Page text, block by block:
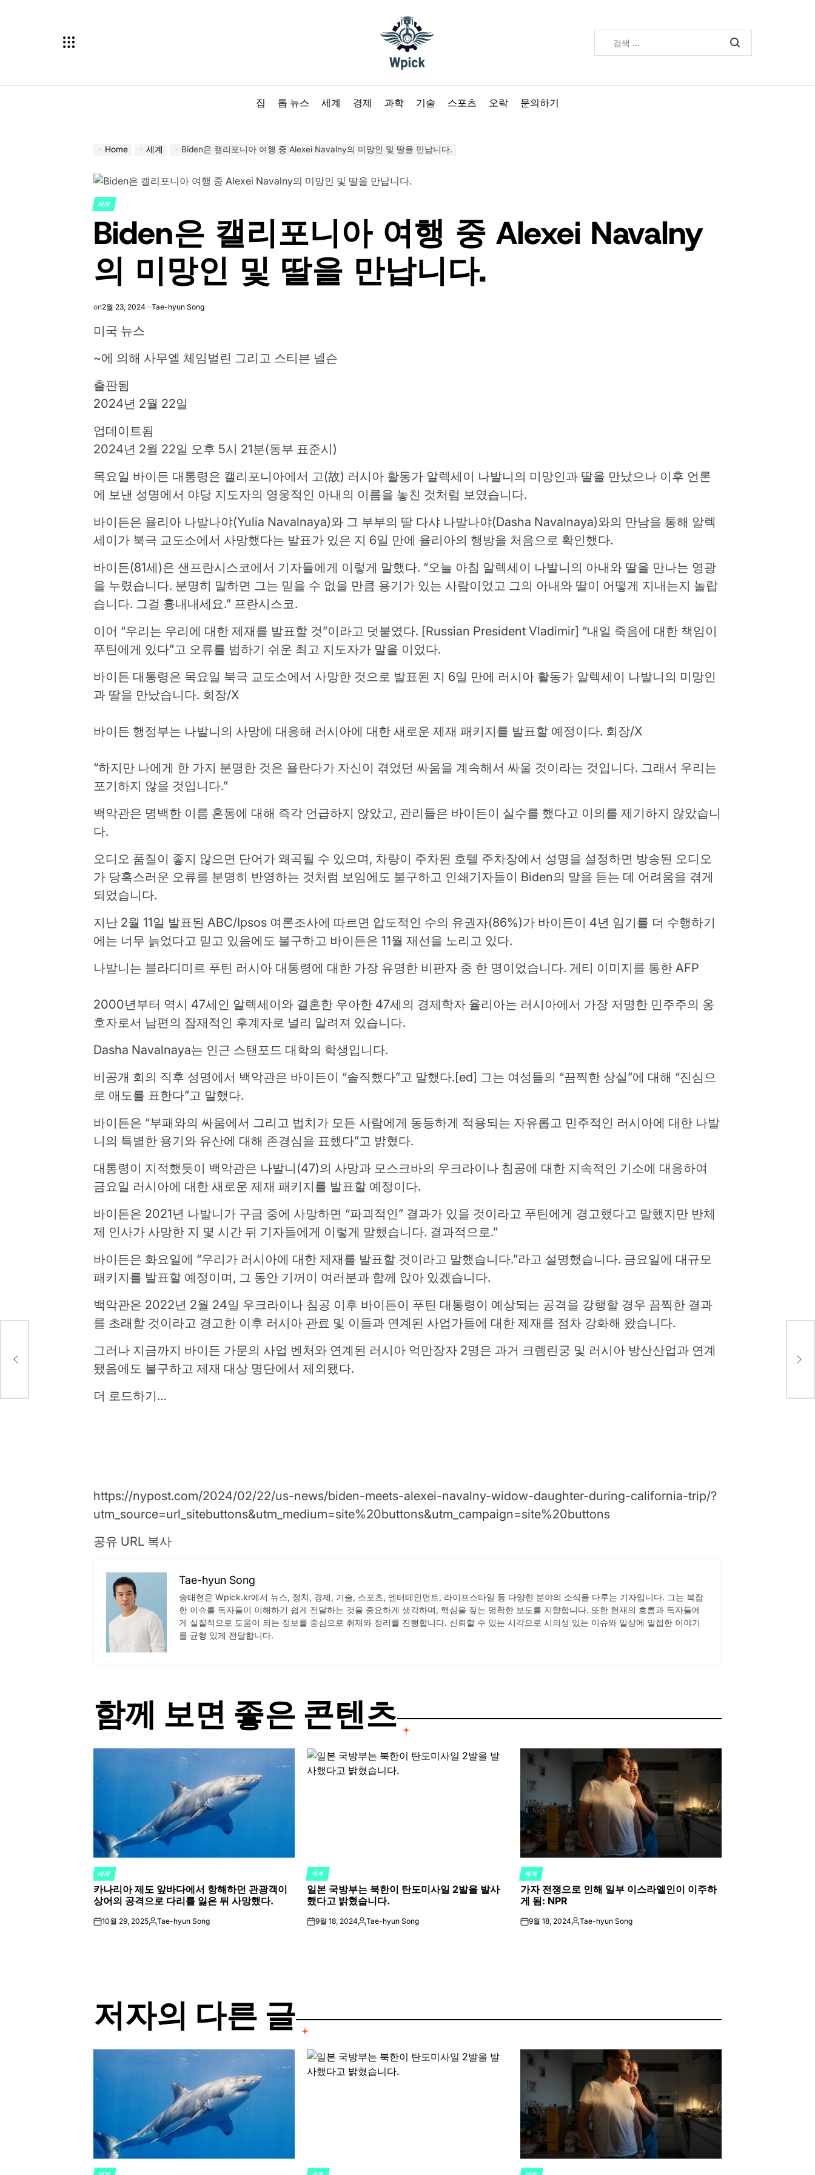
집 톱 뉴스 세계 경제 과학 기술 스포츠 오락 문의하기
Home 세계 Biden은 캘리포니아 여행 중 Alexei Navalny의 미망인 및 딸을 만납니다.
POSTED
IN
세계
Biden은 캘리포니아 여행 중 Alexei Navalny
의 미망인 및 딸을 만납니다.
on2월 23, 2024 Tae-hyun Song
미국 뉴스
~에 의해 사무엘 체임벌린 그리고 스티븐 넬슨
출판됨
2024년 2월 22일
업데이트됨
2024년 2월 22일 오후 5시 21분(동부 표준시)
목요일 바이든 대통령은 캘리포니아에서 고(故) 러시아 활동가 알렉세이 나발니의 미망인과 딸을 만났으나 이후 언론
에 보낸 성명에서 야당 지도자의 영웅적인 아내의 이름을 놓친 것처럼 보였습니다.
바이든은 율리아 나발나야(Yulia Navalnaya)와 그 부부의 딸 다샤 나발나야(Dasha Navalnaya)와의 만남을 통해 알렉
세이가 북극 교도소에서 사망했다는 발표가 있은 지 6일 만에 율리아의 행방을 처음으로 확인했다.
바이든(81세)은 샌프란시스코에서 기자들에게 이렇게 말했다. “오늘 아침 알렉세이 나발니의 아내와 딸을 만나는 영광
을 누렸습니다. 분명히 말하면 그는 믿을 수 없을 만큼 용기가 있는 사람이었고 그의 아내와 딸이 어떻게 지내는지 놀랍
습니다. 그걸 흉내내세요.” 프란시스코.
이어 “우리는 우리에 대한 제재를 발표할 것”이라고 덧붙였다. [Russian President Vladimir] “내일 죽음에 대한 책임이
푸틴에게 있다”고 오류를 범하기 쉬운 최고 지도자가 말을 이었다.
바이든 대통령은 목요일 북극 교도소에서 사망한 것으로 발표된 지 6일 만에 러시아 활동가 알렉세이 나발니의 미망인
과 딸을 만났습니다. 회장/X
바이든 행정부는 나발니의 사망에 대응해 러시아에 대한 새로운 제재 패키지를 발표할 예정이다. 회장/X
“하지만 나에게 한 가지 분명한 것은 욜란다가 자신이 겪었던 싸움을 계속해서 싸울 것이라는 것입니다. 그래서 우리는
포기하지 않을 것입니다.”
백악관은 명백한 이름 혼동에 대해 즉각 언급하지 않았고, 관리들은 바이든이 실수를 했다고 이의를 제기하지 않았습니
다.
오디오 품질이 좋지 않으면 단어가 왜곡될 수 있으며, 차량이 주차된 호텔 주차장에서 성명을 설정하면 방송된 오디오
가 당혹스러운 오류를 분명히 반영하는 것처럼 보임에도 불구하고 인쇄기자들이 Biden의 말을 듣는 데 어려움을 겪게
되었습니다.
지난 2월 11일 발표된 ABC/Ipsos 여론조사에 따르면 압도적인 수의 유권자(86%)가 바이든이 4년 임기를 더 수행하기
에는 너무 늙었다고 믿고 있음에도 불구하고 바이든은 11월 재선을 노리고 있다.
나발니는 블라디미르 푸틴 러시아 대통령에 대한 가장 유명한 비판자 중 한 명이었습니다. 게티 이미지를 통한 AFP
2000년부터 역시 47세인 알렉세이와 결혼한 우아한 47세의 경제학자 율리아는 러시아에서 가장 저명한 민주주의 옹
호자로서 남편의 잠재적인 후계자로 널리 알려져 있습니다.
Dasha Navalnaya는 인근 스탠포드 대학의 학생입니다.
비공개 회의 직후 성명에서 백악관은 바이든이 “솔직했다”고 말했다.[ed] 그는 여성들의 “끔찍한 상실”에 대해 “진심으
로 애도를 표한다”고 말했다.
바이든은 “부패와의 싸움에서 그리고 법치가 모든 사람에게 동등하게 적용되는 자유롭고 민주적인 러시아에 대한 나발
니의 특별한 용기와 유산에 대해 존경심을 표했다”고 밝혔다.
대통령이 지적했듯이 백악관은 나발니(47)의 사망과 모스크바의 우크라이나 침공에 대한 지속적인 기소에 대응하여
금요일 러시아에 대한 새로운 제재 패키지를 발표할 예정이다.
바이든은 2021년 나발니가 구금 중에 사망하면 “파괴적인” 결과가 있을 것이라고 푸틴에게 경고했다고 말했지만 반체
제 인사가 사망한 지 몇 시간 뒤 기자들에게 이렇게 말했습니다. 결과적으로.”
바이든은 화요일에 “우리가 러시아에 대한 제재를 발표할 것이라고 말했습니다.”라고 설명했습니다. 금요일에 대규모
패키지를 발표할 예정이며, 그 동안 기꺼이 여러분과 함께 앉아 있겠습니다.
백악관은 2022년 2월 24일 우크라이나 침공 이후 바이든이 푸틴 대통령이 예상되는 공격을 강행할 경우 끔찍한 결과
를 초래할 것이라고 경고한 이후 러시아 관료 및 이들과 연계된 사업가들에 대한 제재를 점차 강화해 왔습니다.
그러나 지금까지 바이든 가문의 사업 벤처와 연계된 러시아 억만장자 2명은 과거 크렘린궁 및 러시아 방산산업과 연계
됐음에도 불구하고 제재 대상 명단에서 제외됐다.
더 로드하기…
https://nypost.com/2024/02/22/us-news/biden-meets-alexei-navalny-widow-daughter-during-california-trip/?
utm_source=url_sitebuttons&utm_medium=site%20buttons&utm_campaign=site%20buttons
공유 URL 복사
Tae-hyun Song
송태현은 Wpick.kr에서 뉴스, 정치, 경제, 기술, 스포츠, 엔터테인먼트, 라이프스타일 등 다양한 분야의 소식을 다루는 기자입니다. 그는 복잡
한 이슈를 독자들이 이해하기 쉽게 전달하는 것을 중요하게 생각하며, 핵심을 짚는 명확한 보도를 지향합니다. 또한 현재의 흐름과 독자들에
게 실질적으로 도움이 되는 정보를 중심으로 취재와 정리를 진행합니다. 신뢰할 수 있는 시각으로 시의성 있는 이슈와 일상에 밀접한 이야기
를 균형 있게 전달합니다.
함께 보면 좋은 콘텐츠
POSTED
IN
세계
카나리아 제도 앞바다에서 항해하던 관광객이
상어의 공격으로 다리를 잃은 뒤 사망했다.
on10월 29, 2025Posted
Tae-hyun Song
POSTED
IN
세계
일본 국방부는 북한이 탄도미사일 2발을 발사
했다고 밝혔습니다.
on9월 18, 2024Posted
Tae-hyun Song
POSTED
IN
세계
가자 전쟁으로 인해 일부 이스라엘인이 이주하
게 됨: NPR
on9월 18, 2024Posted
Tae-hyun Song
저자의 다른 글